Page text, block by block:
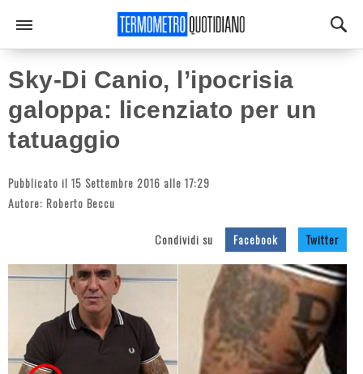
Sky-Di Canio, l’ipocrisia
galoppa: licenziato per un
tatuaggio
Pubblicato il 15 Settembre 2016 alle 17:29
Autore: Roberto Beccu
Condividi su Facebook Twitter